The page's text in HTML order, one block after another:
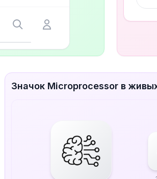
Значок Microprocessor в